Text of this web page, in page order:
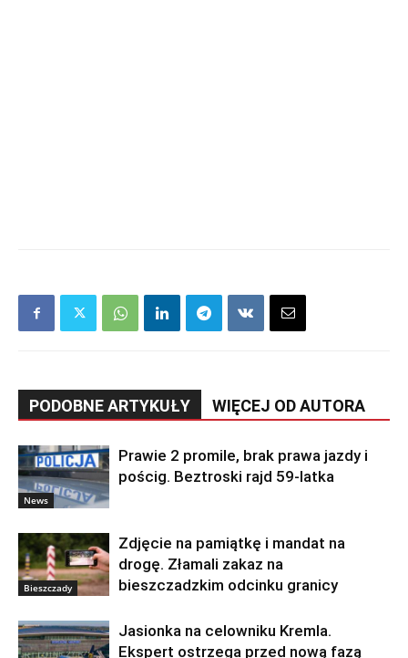
PODOBNE ARTYKUŁY WIĘCEJ OD AUTORA
News
Prawie 2 promile, brak prawa jazdy i
pościg. Beztroski rajd 59-latka
Bieszczady
Zdjęcie na pamiątkę i mandat na
drogę. Złamali zakaz na
bieszczadzkim odcinku granicy
Jasionka na celowniku Kremla.
Ekspert ostrzega przed nową fazą